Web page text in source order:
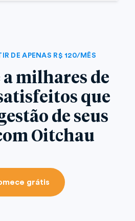
DE APENAS R$ 120/MÊS
milhares de
que
de seus
Oitchau
grátis